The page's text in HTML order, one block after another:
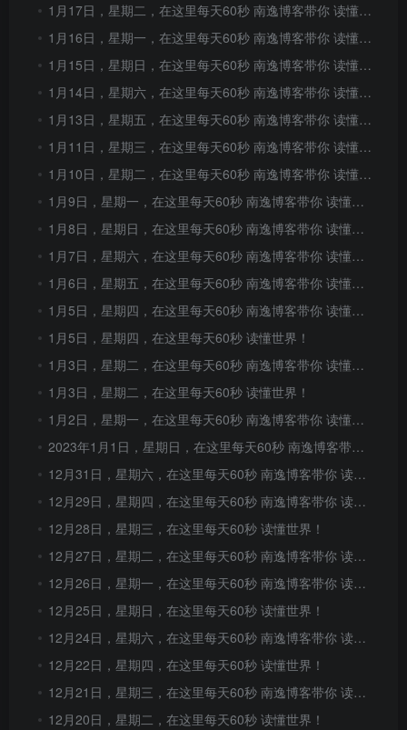
1月17日，星期二，在这里每天60秒 南逸博客带你 读懂世界！
1月16日，星期一，在这里每天60秒 南逸博客带你 读懂世界！
1月15日，星期日，在这里每天60秒 南逸博客带你 读懂世界！
1月14日，星期六，在这里每天60秒 南逸博客带你 读懂世界！
1月13日，星期五，在这里每天60秒 南逸博客带你 读懂世界！
1月11日，星期三，在这里每天60秒 南逸博客带你 读懂世界！
1月10日，星期二，在这里每天60秒 南逸博客带你 读懂世界！
1月9日，星期一，在这里每天60秒 南逸博客带你 读懂世界！
1月8日，星期日，在这里每天60秒 南逸博客带你 读懂世界！
1月7日，星期六，在这里每天60秒 南逸博客带你 读懂世界！
1月6日，星期五，在这里每天60秒 南逸博客带你 读懂世界！
1月5日，星期四，在这里每天60秒 南逸博客带你 读懂世界！
1月5日，星期四，在这里每天60秒 读懂世界！
1月3日，星期二，在这里每天60秒 南逸博客带你 读懂世界！
1月3日，星期二，在这里每天60秒 读懂世界！
1月2日，星期一，在这里每天60秒 南逸博客带你 读懂世界！
2023年1月1日，星期日，在这里每天60秒 南逸博客带你 读懂世界！
12月31日，星期六，在这里每天60秒 南逸博客带你 读懂世界！
12月29日，星期四，在这里每天60秒 南逸博客带你 读懂世界！
12月28日，星期三，在这里每天60秒 读懂世界！
12月27日，星期二，在这里每天60秒 南逸博客带你 读懂世界！
12月26日，星期一，在这里每天60秒 南逸博客带你 读懂世界！
12月25日，星期日，在这里每天60秒 读懂世界！
12月24日，星期六，在这里每天60秒 南逸博客带你 读懂世界！
12月22日，星期四，在这里每天60秒 读懂世界！
12月21日，星期三，在这里每天60秒 南逸博客带你 读懂世界！
12月20日，星期二，在这里每天60秒 读懂世界！